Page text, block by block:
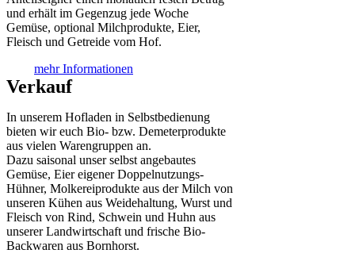
und erhält im Gegenzug jede Woche
Gemüse, optional Milchprodukte, Eier,
Fleisch und Getreide vom Hof.
mehr Informationen
Verkauf
In unserem Hofladen in Selbstbedienung
bieten wir euch Bio- bzw. Demeterprodukte
aus vielen Warengruppen an.
Dazu saisonal unser selbst angebautes
Gemüse, Eier eigener Doppelnutzungs-
Hühner, Molkereiprodukte aus der Milch von
unseren Kühen aus Weidehaltung, Wurst und
Fleisch von Rind, Schwein und Huhn aus
unserer Landwirtschaft und frische Bio-
Backwaren aus Bornhorst.